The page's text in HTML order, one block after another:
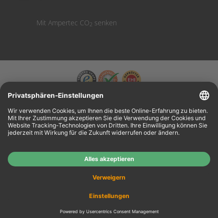
Mit Ampertec CO2 senken
Das Angebot unseres Web-Shops richtet sich nicht an
Wiederverkäufer. Wenn Sie Wiederverkäufer sind, registrieren Sie sich bitte in unserem